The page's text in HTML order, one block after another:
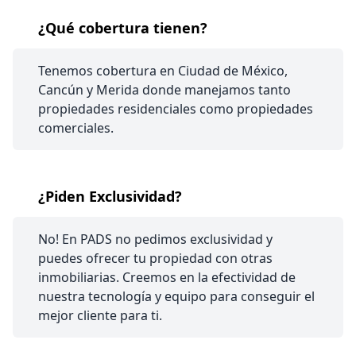
¿Qué cobertura tienen?
Tenemos cobertura en Ciudad de México,
Cancún y Merida donde manejamos tanto
propiedades residenciales como propiedades
comerciales.
¿Piden Exclusividad?
No! En PADS no pedimos exclusividad y
puedes ofrecer tu propiedad con otras
inmobiliarias. Creemos en la efectividad de
nuestra tecnología y equipo para conseguir el
mejor cliente para ti.